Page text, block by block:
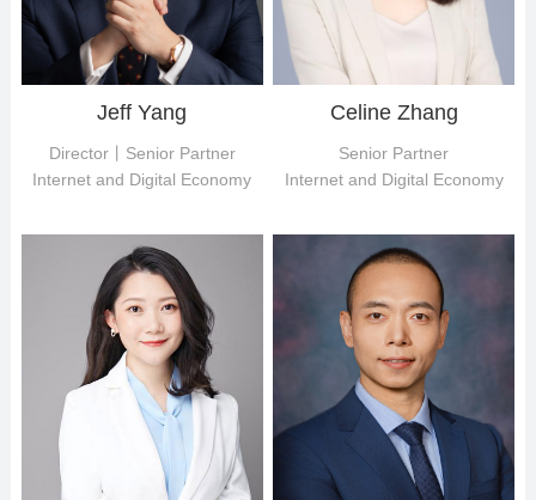
Jeff Yang
Director丨Senior Partner
Internet and Digital Economy
Celine Zhang
Senior Partner
Internet and Digital Economy